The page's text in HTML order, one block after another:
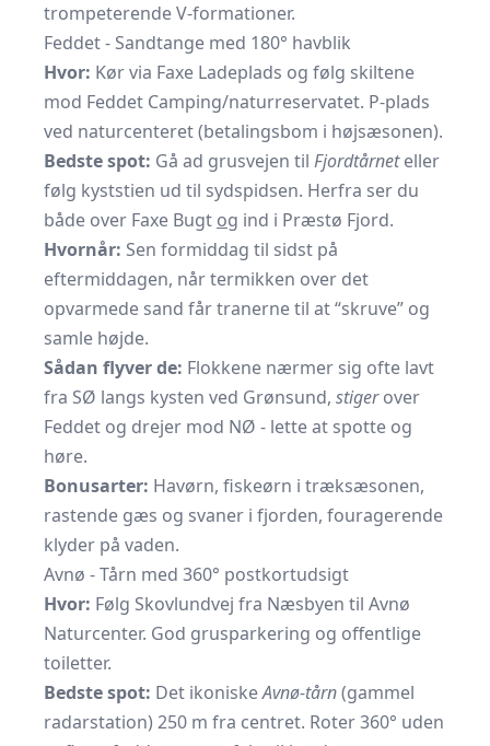
trompeterende V-formationer.
Feddet - Sandtange med 180° havblik
Hvor: Kør via Faxe Ladeplads og følg skiltene
mod Feddet Camping/naturreservatet. P-plads
ved naturcenteret (betalingsbom i højsæsonen).
Bedste spot: Gå ad grusvejen til Fjordtårneteller
følg kyststien ud til sydspidsen. Herfra ser du
både over Faxe Bugt og ind i Præstø Fjord.
Hvornår: Sen formiddag til sidst på
eftermiddagen, når termikken over det
opvarmede sand får tranerne til at “skruve” og
samle højde.
Sådan flyver de: Flokkene nærmer sig ofte lavt
fra SØ langs kysten ved Grønsund, stigerover
Feddet og drejer mod NØ - lette at spotte og
høre.
Bonusarter: Havørn, fiskeørn i træksæsonen,
rastende gæs og svaner i fjorden, fouragerende
klyder på vaden.
Avnø - Tårn med 360° postkortudsigt
Hvor: Følg Skovlundvej fra Næsbyen til Avnø
Naturcenter. God grusparkering og offentlige
toiletter.
Bedste spot: Det ikoniskeAvnø-tårn(gammel
radarstation) 250 m fra centret. Roter 360° uden